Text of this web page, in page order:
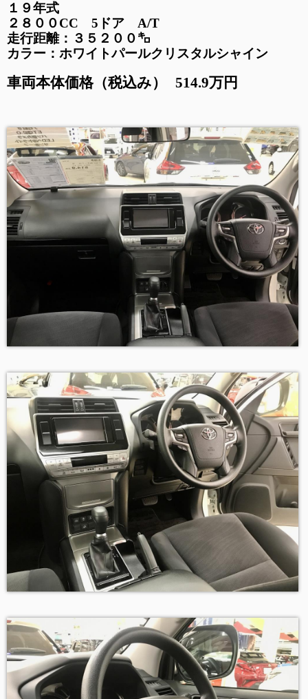
１９年式
２８００CC 5ドア A/T
走行距離：３５２００㌔
カラー：ホワイトパールクリスタルシャイン
車両本体価格（税込み） 514.9万円